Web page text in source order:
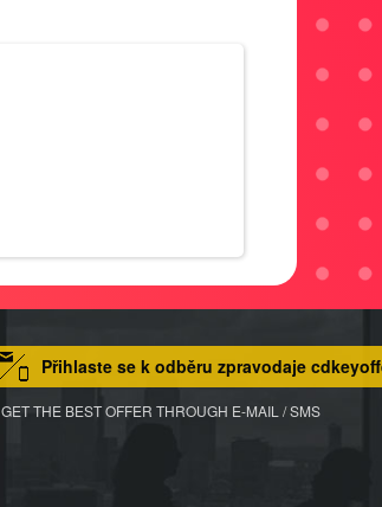
Přihlaste se k odběru zpravodaje
GET THE BEST OFFER THROUGH E-MAIL / SMS